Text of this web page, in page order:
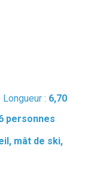
Longueur : 6,70
personnes
mât de ski,